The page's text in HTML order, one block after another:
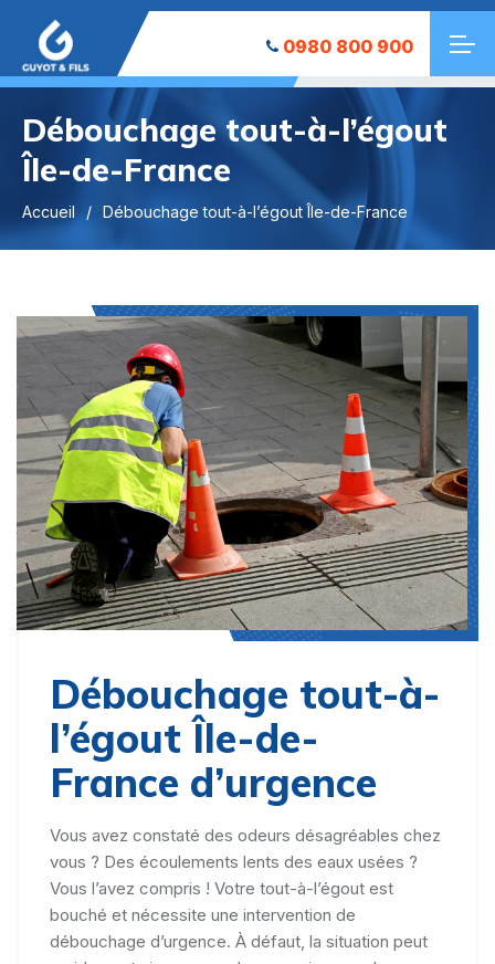
0980 800 900
Débouchage tout-à-l’égout
Île-de-France
Accueil Débouchage tout-à-l’égout Île-de-France
Débouchage tout-à-
l’égout Île-de-
France d’urgence
Vous avez constaté des odeurs désagréables chez
vous ? Des écoulements lents des eaux usées ?
Vous l’avez compris ! Votre tout-à-l’égout est
bouché et nécessite une intervention de
débouchage d’urgence. À défaut, la situation peut